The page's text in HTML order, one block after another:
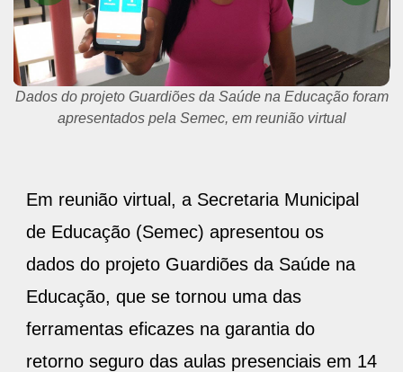
Dados do projeto Guardiões da Saúde na Educação foram
apresentados pela Semec, em reunião virtual
Em reunião virtual, a Secretaria Municipal
de Educação (Semec) apresentou os
dados do projeto Guardiões da Saúde na
Educação, que se tornou uma das
ferramentas eficazes na garantia do
retorno seguro das aulas presenciais em 14